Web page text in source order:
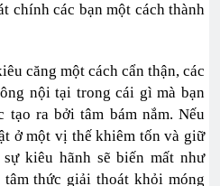
chính các bạn một cách thành
căng một cách cẩn thận, các
nội tại trong cái gì mà bạn
tạo ra bởi tâm bám nắm. Nếu
ở một vị thế khiêm tốn và giữ
kiêu hãnh sẽ biến mất như
thức giải thoát khỏi móng